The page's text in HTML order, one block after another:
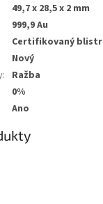
49,7 x 28,5 x 2 mm
999,9 Au
Certifikovaný blistr
Nový
: Ražba
0%
Ano